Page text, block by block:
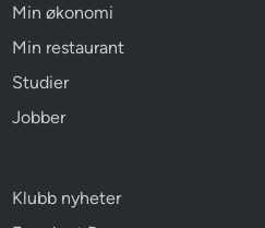
Min økonomi
Min restaurant
Studier
Jobber
Klubb nyheter